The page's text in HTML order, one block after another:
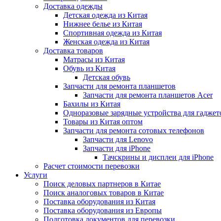
Доставка одежды
Детская одежда из Китая
Нижнее белье из Китая
Спортивная одежда из Китая
Женская одежда из Китая
Доставка товаров
Матрасы из Китая
Обувь из Китая
Детская обувь
Запчасти для ремонта планшетов
Запчасти для ремонта планшетов Acer
Бахилы из Китая
Одноразовые зарядные устройства для
Товары из Китая оптом
Запчасти для ремонта сотовых телефонов
Запчасти для Lenovo
Запчасти для iPhone
Тачскрины и дисплеи для iPhone
Расчет стоимости перевозки
Услуги
Поиск деловых партнеров в Китае
Поиск аналоговых товаров в Китае
Поставка оборудования из Китая
Поставка оборудования из Европы
Подготовка документов для перевозки